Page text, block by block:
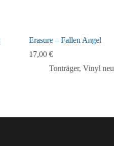
Erasure – Fallen Angel
17,00 €
Tonträger, Vinyl neu